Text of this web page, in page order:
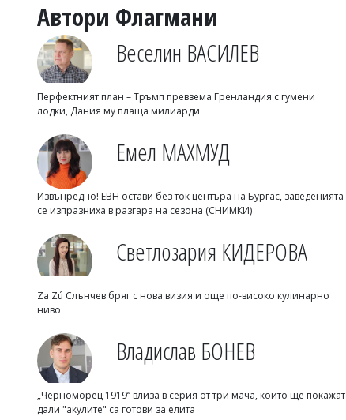
Автори Флагмани
Веселин ВАСИЛЕВ
Перфектният план – Тръмп превзема Гренландия с гумени
лодки, Дания му плаща милиарди
Емел МАХМУД
Извънредно! ЕВН остави без ток центъра на Бургас, заведенията
се изпразниха в разгара на сезона (СНИМКИ)
Светлозария КИДЕРОВА
Za Zú Слънчев бряг с нова визия и още по-високо кулинарно
ниво
Владислав БОНЕВ
„Черноморец 1919“ влиза в серия от три мача, които ще покажат
дали "акулите" са готови за елита